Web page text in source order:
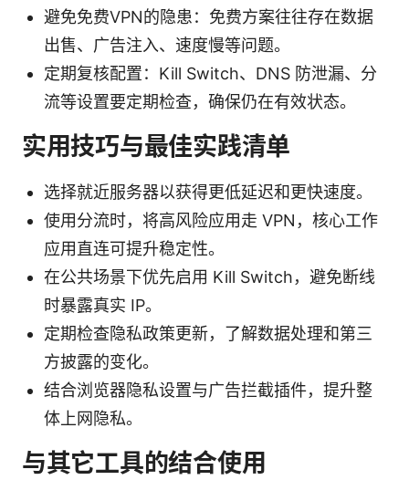
避免免费VPN的隐患：免费方案往往存在数据
出售、广告注入、速度慢等问题。
定期复核配置：Kill Switch、DNS 防泄漏、分
流等设置要定期检查，确保仍在有效状态。
实用技巧与最佳实践清单
选择就近服务器以获得更低延迟和更快速度。
使用分流时，将高风险应用走 VPN，核心工作
应用直连可提升稳定性。
在公共场景下优先启用 Kill Switch，避免断线
时暴露真实 IP。
定期检查隐私政策更新，了解数据处理和第三
方披露的变化。
结合浏览器隐私设置与广告拦截插件，提升整
体上网隐私。
与其它工具的结合使用